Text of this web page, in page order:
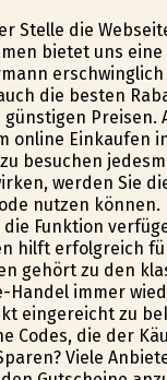
Stelle die
bietet uns
die besten
online Einkaufen
besuchen
werden Sie
nutzen
Funktion
hilft erfolgreich
gehört zu den
immer
eingereicht zu
Codes, die der
Viele